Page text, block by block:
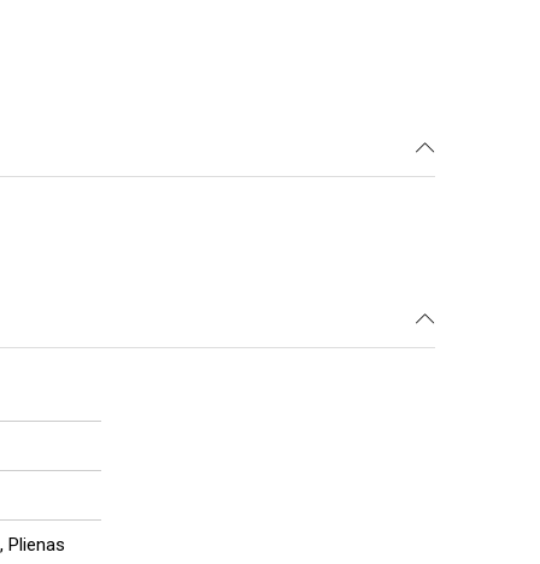
Plienas